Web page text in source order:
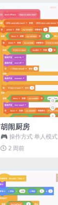
胡闹厨房
🎮 操作方式 单人模
K —— 抓...
2 周前